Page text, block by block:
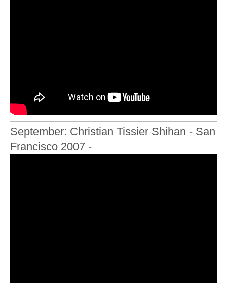
September: Christian Tissier Shihan - San
Francisco 2007 -